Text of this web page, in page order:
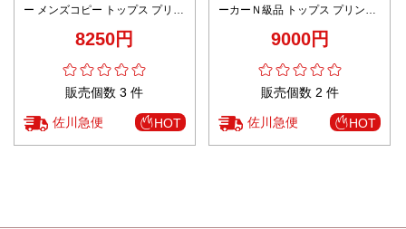
ー メンズコピー トップス プリン
8250円
販売個数 3 件
佐川急便 HOT
ーカーＮ級品 トップス プリント
9000円
販売個数 2 件
佐川急便 HOT